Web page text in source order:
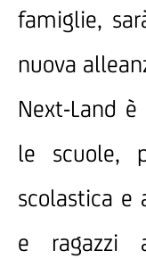
famiglie,
nuova
Next-Land
le scuole,
scolastica e
e ragazzi